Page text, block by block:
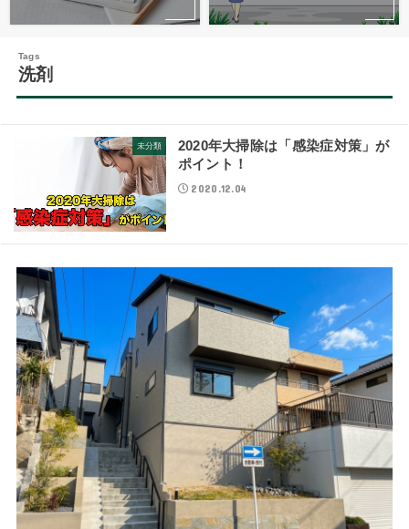
洗剤
未分類
2020年大掃除は「感染症対策」が
ポイント！
2020.12.04